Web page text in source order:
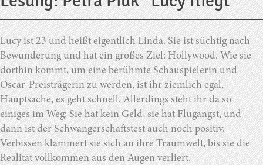
Lucy ist 23 und heißt eigentlich Linda. Sie ist süchtig nach
Bewunderung und hat ein großes Ziel: Hollywood. Wie sie
dorthin kommt, um eine berühmte Schauspielerin und
Oscar-Preisträgerin zu werden, ist ihr ziemlich egal,
Hauptsache, es geht schnell. Allerdings steht ihr da so
einiges im Weg: Sie hat kein Geld, sie hat Flugangst, und
dann ist der Schwangerschaftstest auch noch positiv.
Verbissen klammert sie sich an ihre Traumwelt, bis sie die
Realität vollkommen aus den Augen verliert.